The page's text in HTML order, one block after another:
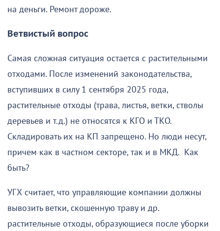
на деньги. Ремонт дороже.
Ветвистый вопрос
Самая сложная ситуация остается с растительными
отходами. После изменений законодательства,
вступивших в силу 1 сентября 2025 года,
растительные отходы (трава, листья, ветки, стволы
деревьев и т.д.) не относятся к КГО и ТКО.
Складировать их на КП запрещено. Но люди несут,
причем как в частном секторе, так и в МКД. Как
быть?
УГХ считает, что управляющие компании должны
вывозить ветки, скошенную траву и др.
растительные отходы, образующиеся после уборки